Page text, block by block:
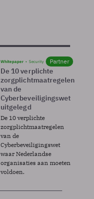
Whitepaper Security Partner
De 10 verplichte
zorgplichtmaatregelen
van de
Cyberbeveiligingswet
uitgelegd
De 10 verplichte
zorgplichtmaatregelen
van de
Cyberbeveiligingswet
waar Nederlandse
organisaties aan moeten
voldoen.